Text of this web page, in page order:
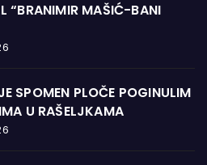
“BRANIMIR MAŠIĆ-BANI
SPOMEN PLOČE POGINULIM
U RAŠELJKAMA